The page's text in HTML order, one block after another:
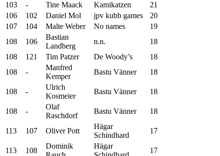
103
- Tine Maack Kamikatzen
21
106
102 Daniel Mol jpv kubb games
20
107
104 Malte Weber No names
19
108
106
Bastian
Landberg
n.n.
18
108
121 Tim Patzer De Woody’s
18
108
-
Manfred
Kemper
Bastu Vänner 18
108 -
Ulrich
Kosmeier
Bastu Vänner 18
108 -
Olaf
Raschdorf
Bastu Vänner 18
113 107 Oliver Pott
Hägar
Schindhard
17
113 108
Dominik
Hägar
17